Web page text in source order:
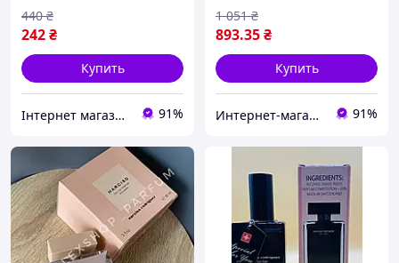
242₴
440 ₴
Купить
Інтернет магазин магазин Top Aroma And Tech 91%
893.35₴
1 051 ₴
Купить
Интернет-магазин Allegoriya 91%